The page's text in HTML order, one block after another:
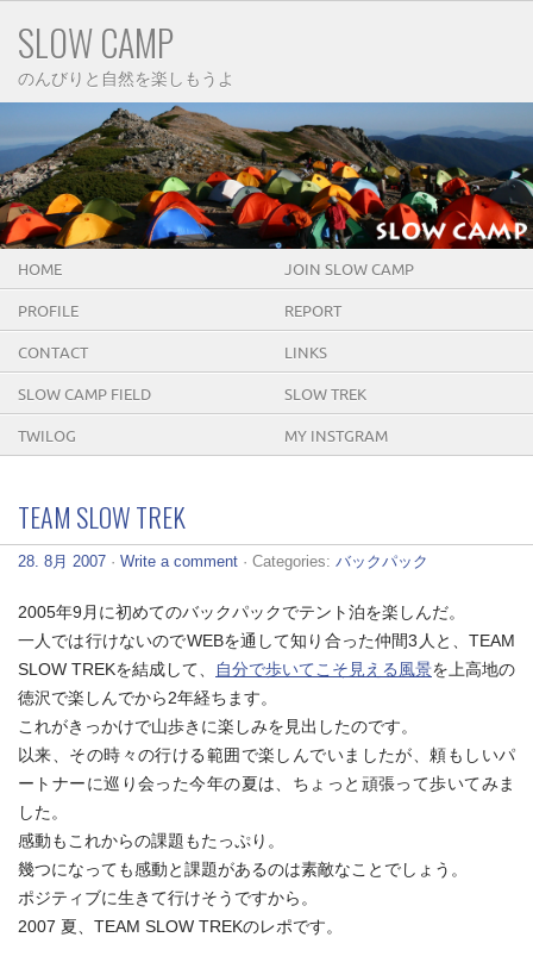
SLOW CAMP
のんびりと自然を楽しもうよ
HOME JOIN SLOW CAMP
PROFILE REPORT
CONTACT LINKS
SLOW CAMP FIELD SLOW TREK
TWILOG MY INSTGRAM
TEAM SLOW TREK
28. 8月 2007 · Write a comment · Categories: バックパック
2005年9月に初めてのバックパックでテント泊を楽しんだ。
一人では行けないのでWEBを通して知り合った仲間3人と、TEAM
SLOW TREKを結成して、
自分で歩いてこそ見える風景を上高地の
徳沢で楽しんでから2年経ちます。
これがきっかけで山歩きに楽しみを見出したのです。
以来、その時々の行ける範囲で楽しんでいましたが、頼もしいパ
ートナーに巡り会った今年の夏は、ちょっと頑張って歩いてみま
した。
感動もこれからの課題もたっぷり。
幾つになっても感動と課題があるのは素敵なことでしょう。
ポジティブに生きて行けそうですから。
2007 夏、TEAM SLOW TREKのレポです。